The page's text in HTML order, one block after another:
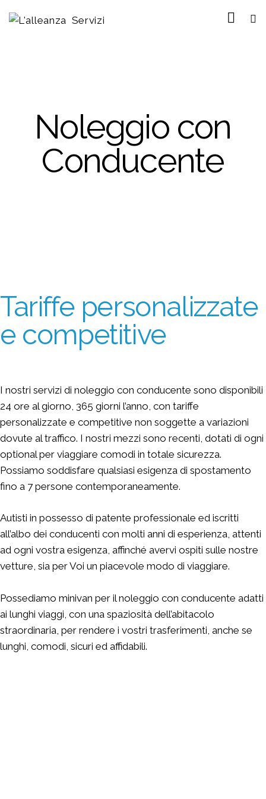
Noleggio con
Conducente
Tariffe personalizzate
e competitive
I nostri servizi di noleggio con conducente sono disponibili
24 ore al giorno, 365 giorni l’anno, con tariffe
personalizzate e competitive non soggette a variazioni
dovute al traffico. I nostri mezzi sono recenti, dotati di ogni
optional per viaggiare comodi in totale sicurezza.
Possiamo soddisfare qualsiasi esigenza di spostamento
fino a 7 persone contemporaneamente.
Autisti in possesso di patente professionale ed iscritti
all’albo dei conducenti con molti anni di esperienza, attenti
ad ogni vostra esigenza, affinché avervi ospiti sulle nostre
vetture, sia per Voi un piacevole modo di viaggiare.
Possediamo minivan per il noleggio con conducente adatti
ai lunghi viaggi, con una spaziosità dell’abitacolo
straordinaria, per rendere i vostri trasferimenti, anche se
lunghi, comodi, sicuri ed affidabili.